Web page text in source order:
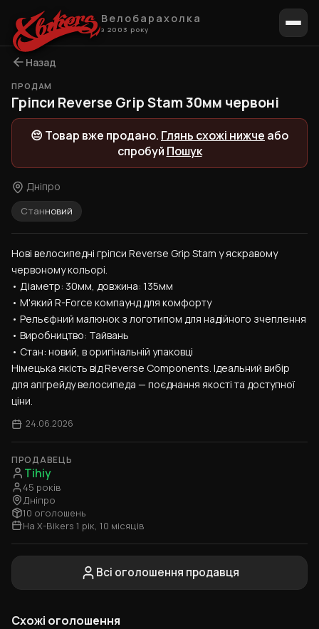
Велобарахолка
з 2003 року
Назад
ПРОДАМ
Гріпси Reverse Grip Stam 30мм червоні
😔 Товар вже продано. Глянь схожі нижче або
спробуй Пошук
Дніпро
Станновий
Нові велосипедні гріпси Reverse Grip Stam у яскравому
червоному кольорі.
• Діаметр: 30мм, довжина: 135мм
• М'який R-Force компаунд для комфорту
• Рельєфний малюнок з логотипом для надійного зчеплення
• Виробництво: Тайвань
• Стан: новий, в оригінальній упаковці
Німецька якість від Reverse Components. Ідеальний вибір
для апгрейду велосипеда — поєднання якості та доступної
ціни.
24.06.2026
ПРОДАВЕЦЬ
Tihiy
45 років
Дніпро
10 оголошень
На X-Bikers 1 рік, 10 місяців
Всі оголошення продавця
Схожі оголошення